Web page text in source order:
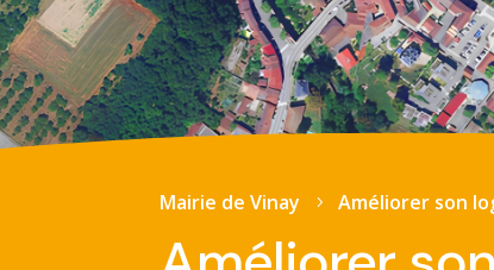
Mairie de Vinay 5 Améliorer son